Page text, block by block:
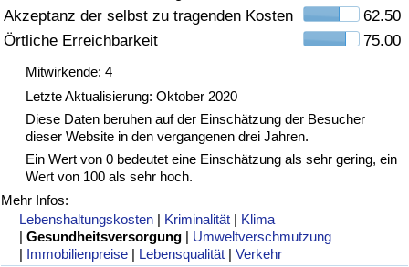
Akzeptanz der selbst zu tragenden Kosten
62.50
Örtliche Erreichbarkeit
75.00
Mitwirkende: 4
Letzte Aktualisierung: Oktober 2020
Diese Daten beruhen auf der Einschätzung der Besucher
dieser Website in den vergangenen drei Jahren.
Ein Wert von 0 bedeutet eine Einschätzung als sehr gering, ein
Wert von 100 als sehr hoch.
Mehr Infos:
Lebenshaltungskosten | Kriminalität | Klima
|Gesundheitsversorgung | Umweltverschmutzung
| Immobilienpreise | Lebensqualität |Verkehr
Gesundheitsversorgungs-Index nach Land
Umweltverschmutzung
Umweltverschmutzungs-Index (aktuell)
Verschmutzungsindex
Umweltverschmutzungs-Index nach Land
Verkehr